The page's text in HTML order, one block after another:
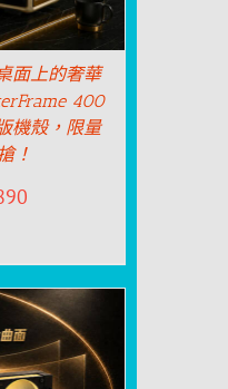
面上的奢華
400
機殼，限量
！